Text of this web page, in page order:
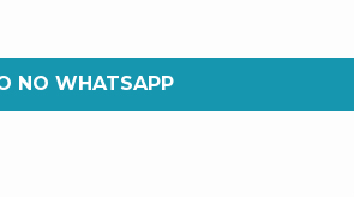
NO WHATSAPP